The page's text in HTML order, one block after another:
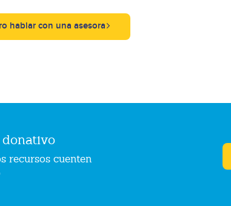
hablar con una asesora
recursos cuenten